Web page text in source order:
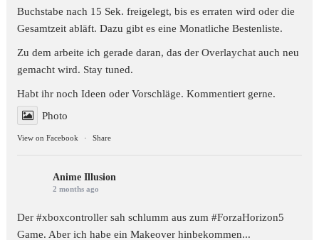
Buchstabe nach 15 Sek. freigelegt, bis es erraten wird oder die
Gesamtzeit abläft. Dazu gibt es eine Monatliche Bestenliste.
Zu dem arbeite ich gerade daran, das der Overlaychat auch neu
gemacht wird. Stay tuned.
Habt ihr noch Ideen oder Vorschläge. Kommentiert gerne.
Photo
View on Facebook · Share
Anime Illusion
2 months ago
Der #xboxcontroller sah schlumm aus zum#ForzaHorizon5
Game. Aber ich habe ein Makeover hinbekommen...